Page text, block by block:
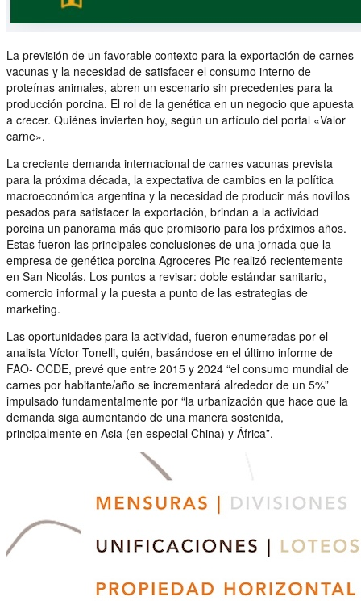
La previsión de un favorable contexto para la exportación de carnes
vacunas y la necesidad de satisfacer el consumo interno de
proteínas animales, abren un escenario sin precedentes para la
producción porcina. El rol de la genética en un negocio que apuesta
a crecer. Quiénes invierten hoy, según un artículo del portal «Valor
carne».
La creciente demanda internacional de carnes vacunas prevista
para la próxima década, la expectativa de cambios en la política
macroeconómica argentina y la necesidad de producir más novillos
pesados para satisfacer la exportación, brindan a la actividad
porcina un panorama más que promisorio para los próximos años.
Estas fueron las principales conclusiones de una jornada que la
empresa de genética porcina Agroceres Pic realizó recientemente
en San Nicolás. Los puntos a revisar: doble estándar sanitario,
comercio informal y la puesta a punto de las estrategias de
marketing.
Las oportunidades para la actividad, fueron enumeradas por el
analista Víctor Tonelli, quién, basándose en el último informe de
FAO- OCDE, prevé que entre 2015 y 2024 “el consumo mundial de
carnes por habitante/año se incrementará alrededor de un 5%”
impulsado fundamentalmente por “la urbanización que hace que la
demanda siga aumentando de una manera sostenida,
principalmente en Asia (en especial China) y África”.